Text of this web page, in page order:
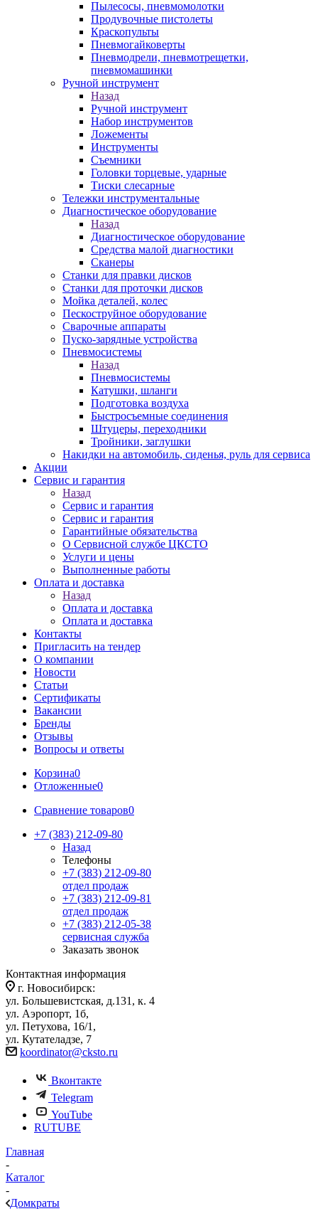
Пылесосы, пневмомолотки
Продувочные пистолеты
Краскопульты
Пневмогайковерты
Пневмодрели, пневмотрещетки,
пневмомашинки
Ручной инструмент
Назад
Ручной инструмент
Набор инструментов
Ложементы
Инструменты
Съемники
Головки торцевые, ударные
Тиски слесарные
Тележки инструментальные
Диагностическое оборудование
Назад
Диагностическое оборудование
Средства малой диагностики
Сканеры
Станки для правки дисков
Станки для проточки дисков
Мойка деталей, колес
Пескоструйное оборудование
Сварочные аппараты
Пуско-зарядные устройства
Пневмосистемы
Назад
Пневмосистемы
Катушки, шланги
Подготовка воздуха
Быстросъемные соединения
Штуцеры, переходники
Тройники, заглушки
Накидки на автомобиль, сиденья, руль для сервиса
Акции
Сервис и гарантия
Назад
Сервис и гарантия
Сервис и гарантия
Гарантийные обязательства
О Сервисной службе ЦКСТО
Услуги и цены
Выполненные работы
Оплата и доставка
Назад
Оплата и доставка
Оплата и доставка
Контакты
Пригласить на тендер
О компании
Новости
Статьи
Сертификаты
Вакансии
Бренды
Отзывы
Вопросы и ответы
Корзина0
Отложенные0
Сравнение товаров0
+7 (383) 212-09-80
Назад
Телефоны
+7 (383) 212-09-80
отдел продаж
+7 (383) 212-09-81
отдел продаж
+7 (383) 212-05-38
сервисная служба
Заказать звонок
Контактная информация
г. Новосибирск:
ул. Большевистская, д.131, к. 4
ул. Аэропорт, 1б,
ул. Петухова, 16/1,
ул. Кутателадзе, 7
koordinator@cksto.ru
Вконтакте
Telegram
YouTube
RUTUBE
Главная
-
Каталог
-
Домкраты